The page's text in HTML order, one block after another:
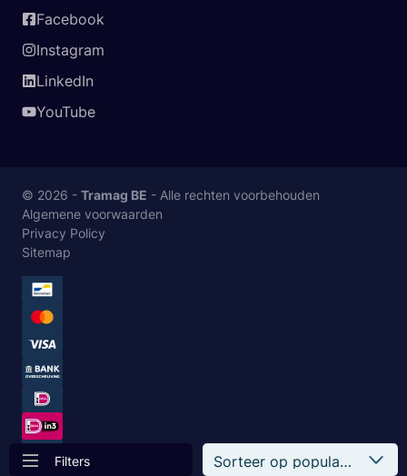
Filters
Facebook
Instagram
LinkedIn
YouTube
© 2026 - Tramag BE - Alle rechten voorbehouden
Algemene voorwaarden
Privacy Policy
Sitemap